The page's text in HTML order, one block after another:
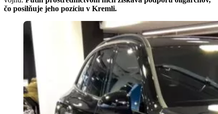
čo posilňuje jeho pozíciu v Kremli.